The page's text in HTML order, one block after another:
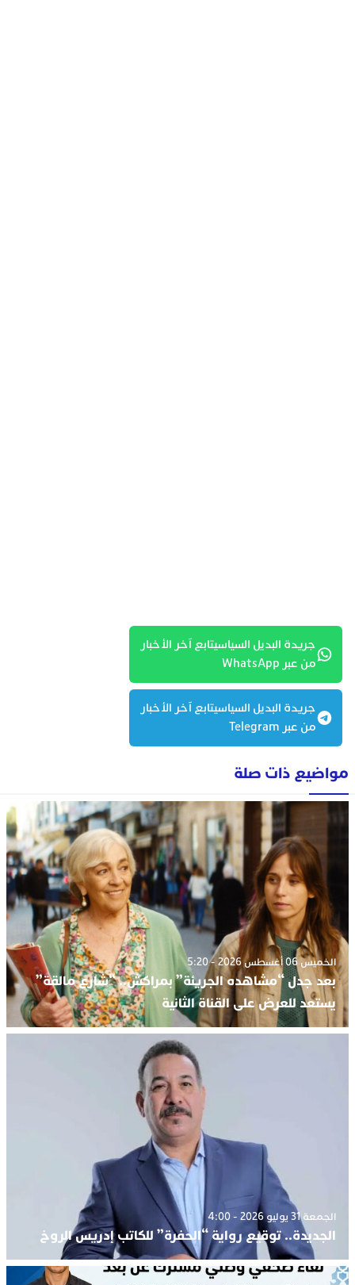
جريدة البديل السياسيتابع آخر الأخبار
من عبر WhatsApp
جريدة البديل السياسيتابع آخر الأخبار
من عبر Telegram
مواضيع ذات صلة
الخميس 06 أغسطس 2026 - 5:20
بعد جدل “مشاهده الجريئة” بمراكش.. “شارع مالقة”
يستعد للعرض على القناة الثانية
الجمعة 31 يوليو 2026 - 4:00
الجديدة.. توقيع رواية “الحفرة” للكاتب إدريس الروخ